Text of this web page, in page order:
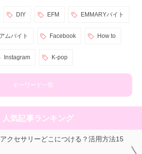
DIY EFM EMMARYバイト
ムバイト Facebook How to
Instagram K-pop
キーワード一覧
人気記事ランキング
クセサリーどこにつける？活用方法15